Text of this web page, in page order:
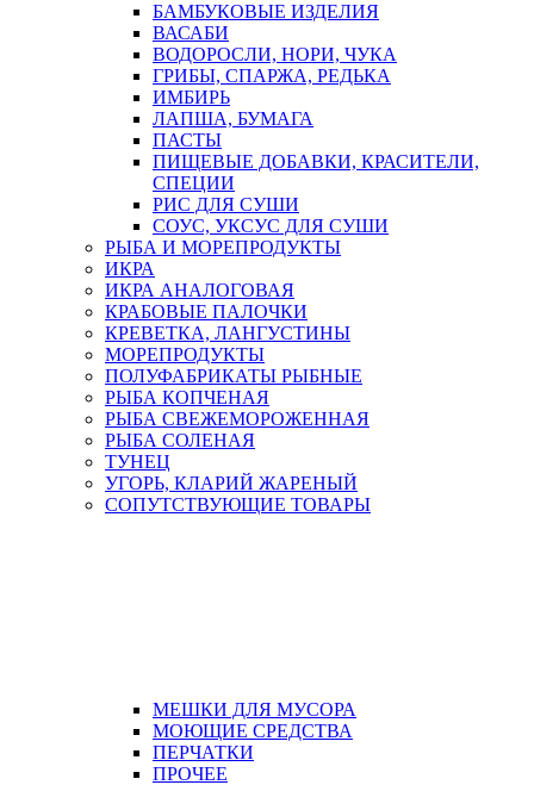
БАМБУКОВЫЕ ИЗДЕЛИЯ
ВАСАБИ
ВОДОРОСЛИ, НОРИ, ЧУКА
ГРИБЫ, СПАРЖА, РЕДЬКА
ИМБИРЬ
ЛАПША, БУМАГА
ПАСТЫ
ПИЩЕВЫЕ ДОБАВКИ, КРАСИТЕЛИ,
СПЕЦИИ
РИС ДЛЯ СУШИ
СОУС, УКСУС ДЛЯ СУШИ
РЫБА И МОРЕПРОДУКТЫ
ИКРА
ИКРА АНАЛОГОВАЯ
КРАБОВЫЕ ПАЛОЧКИ
КРЕВЕТКА, ЛАНГУСТИНЫ
МОРЕПРОДУКТЫ
ПОЛУФАБРИКАТЫ РЫБНЫЕ
РЫБА КОПЧЕНАЯ
РЫБА СВЕЖЕМОРОЖЕННАЯ
РЫБА СОЛЕНАЯ
ТУНЕЦ
УГОРЬ, КЛАРИЙ ЖАРЕНЫЙ
СОПУТСТВУЮЩИЕ ТОВАРЫ
МЕШКИ ДЛЯ МУСОРА
МОЮЩИЕ СРЕДСТВА
ПЕРЧАТКИ
ПРОЧЕЕ